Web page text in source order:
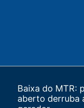
Baixa do MTR:
aberto derruba